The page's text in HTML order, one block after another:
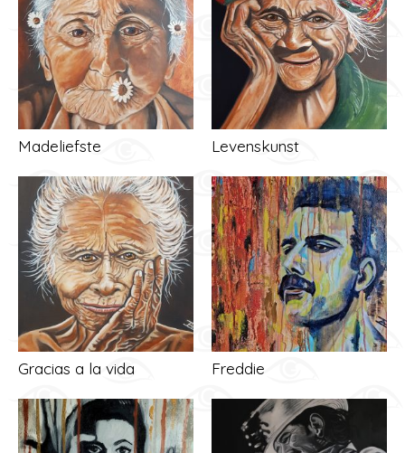
Madeliefste Levenskunst
Gracias a la vida Freddie